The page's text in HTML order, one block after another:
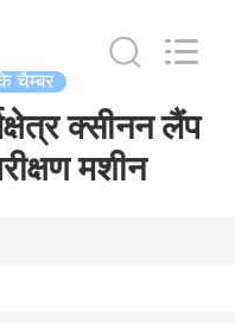
के चैम्बर
क्सीनन लैंप
मशीन